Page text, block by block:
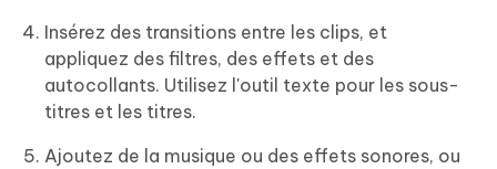
Insérez des transitions entre les clips, et
appliquez des filtres, des effets et des
autocollants. Utilisez l'outil texte pour les sous-
titres et les titres.
Ajoutez de la musique ou des effets sonores, ou